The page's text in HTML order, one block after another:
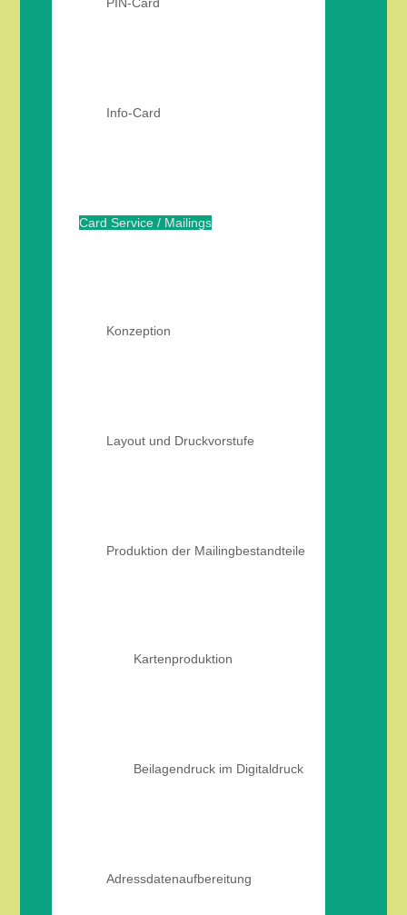
Info-Card
Card Service / Mailings
Konzeption
Layout und Druckvorstufe
Produktion der Mailingbestandteile
Kartenproduktion
Beilagendruck im Digitaldruck
Adressdatenaufbereitung